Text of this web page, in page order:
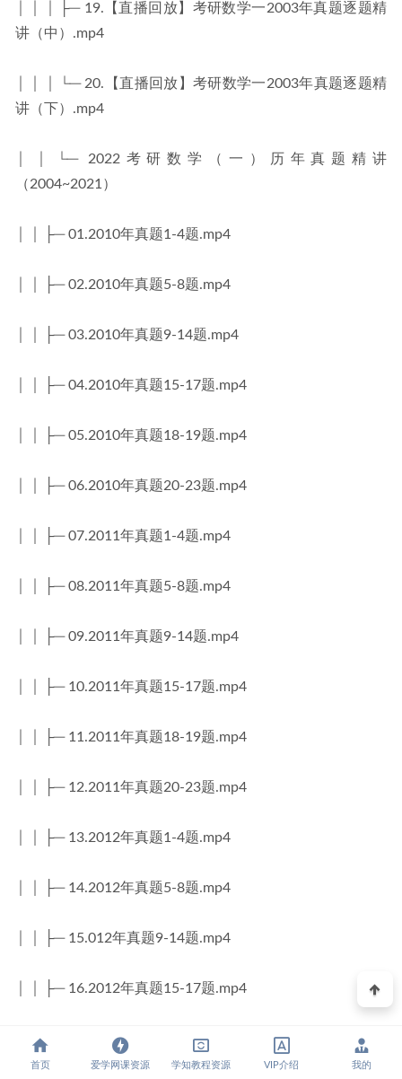
│ │ │ ├─ 19.【直播回放】考研数学一2003年真题逐题精
讲（中）.mp4
│ │ │ └─ 20.【直播回放】考研数学一2003年真题逐题精
讲（下）.mp4
│ │ └─ 2022考研数学（一）历年真题精讲
（2004~2021）
│ │ ├─ 01.2010年真题1-4题.mp4
│ │ ├─ 02.2010年真题5-8题.mp4
│ │ ├─ 03.2010年真题9-14题.mp4
│ │ ├─ 04.2010年真题15-17题.mp4
│ │ ├─ 05.2010年真题18-19题.mp4
│ │ ├─ 06.2010年真题20-23题.mp4
│ │ ├─ 07.2011年真题1-4题.mp4
│ │ ├─ 08.2011年真题5-8题.mp4
│ │ ├─ 09.2011年真题9-14题.mp4
│ │ ├─ 10.2011年真题15-17题.mp4
│ │ ├─ 11.2011年真题18-19题.mp4
│ │ ├─ 12.2011年真题20-23题.mp4
│ │ ├─ 13.2012年真题1-4题.mp4
│ │ ├─ 14.2012年真题5-8题.mp4
│ │ ├─ 15.012年真题9-14题.mp4
│ │ ├─ 16.2012年真题15-17题.mp4
│ │ ├─ 17.2012年真题18-19题.mp4
首页 爱学网课资源 学知教程资源 VIP介绍 我的